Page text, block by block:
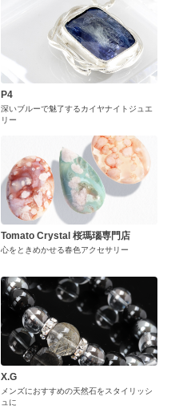
P4
深いブルーで魅了するカイヤナイトジュエ
リー
Tomato Crystal 桜瑪瑙専門店
心をときめかせる春色アクセサリー
X.G
メンズにおすすめの天然石をスタイリッシ
ュに